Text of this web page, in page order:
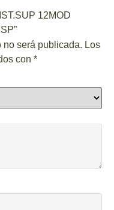
12MOD
no será publicada. Los
con *